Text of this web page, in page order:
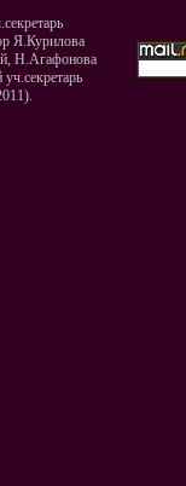
Я.Курилова
Н.Агафонова